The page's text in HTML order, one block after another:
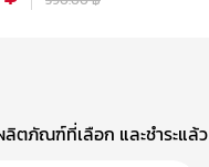
ตภัณฑ์ที่เลือก และชำระแล้ว